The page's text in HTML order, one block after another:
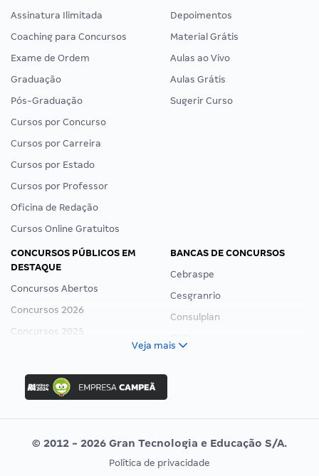
Assinatura Ilimitada
Coaching para Concursos
Exame de Ordem
Graduação
Pós-Graduação
Cursos por Concurso
Cursos por Carreira
Cursos por Estado
Cursos por Professor
Oficina de Redação
Cursos Online Gratuitos
Depoimentos
Material Grátis
Aulas ao Vivo
Aulas Grátis
Sugerir Curso
CONCURSOS PÚBLICOS EM
DESTAQUE
Concursos Abertos
Concursos 2026
Concursos 2025
Concurso Ibama
Concurso MPU
Editais publicados
BANCAS DE CONCURSOS
Cebraspe
Cesgranrio
Consulplan
Vunesp
CONCURSOS POR PROFISSÃO EXAME DE ORDEM
Veja mais
© 2012 - 2026 Gran Tecnologia e Educação S/A.
Política de privacidade